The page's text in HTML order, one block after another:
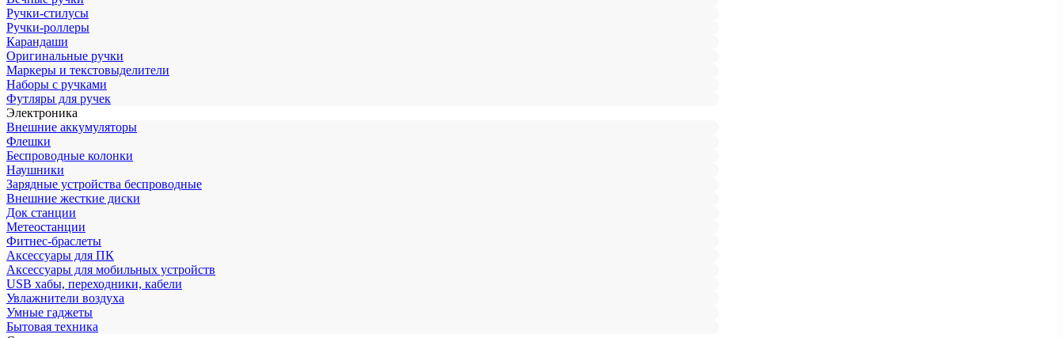
Ручки-стилусы
Ручки-роллеры
Карандаши
Оригинальные ручки
Маркеры и текстовыделители
Наборы с ручками
Футляры для ручек
Электроника
Внешние аккумуляторы
Флешки
Беспроводные колонки
Наушники
Зарядные устройства беспроводные
Внешние жесткие диски
Док станции
Метеостанции
Фитнес-браслеты
Аксессуары для ПК
Аксессуары для мобильных устройств
USB хабы, переходники, кабели
Увлажнители воздуха
Умные гаджеты
Бытовая техника